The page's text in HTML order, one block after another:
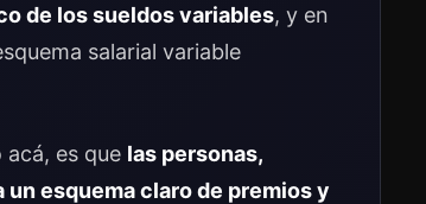
de los sueldos variables, y en
salarial variable
es que las personas,
un esquema claro de premios y